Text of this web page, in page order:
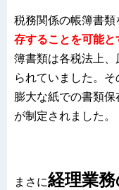
税務関係の帳簿書類
存することを可能と
簿書類は各税法上
られていました。そ
膨大な紙での書類
が制定されました。
まさに経理業